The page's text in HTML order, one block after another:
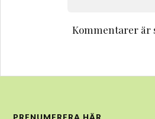
Kommentarer är